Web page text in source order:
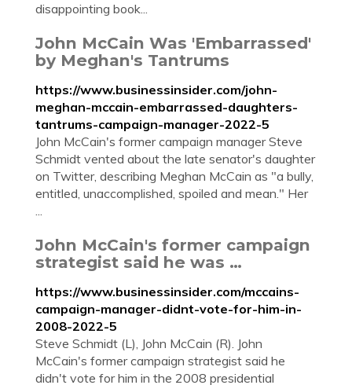
disappointing book...
John McCain Was 'Embarrassed'
by Meghan's Tantrums
https://www.businessinsider.com/john-
meghan-mccain-embarrassed-daughters-
tantrums-campaign-manager-2022-5
John McCain's former campaign manager Steve
Schmidt vented about the late senator's daughter
on Twitter, describing Meghan McCain as "a bully,
entitled, unaccomplished, spoiled and mean." Her
...
John McCain's former campaign
strategist said he was …
https://www.businessinsider.com/mccains-
campaign-manager-didnt-vote-for-him-in-
2008-2022-5
Steve Schmidt (L), John McCain (R). John
McCain's former campaign strategist said he
didn't vote for him in the 2008 presidential